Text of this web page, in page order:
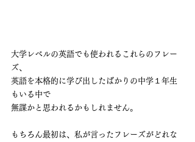
大学レベルの英語でも使われるこれらのフレー
ズ、
英語を本格的に学び出したばかりの中学１年生
もいる中で
無謀かと思われるかもしれません。
もちろん最初は、私が言ったフレーズがどれな